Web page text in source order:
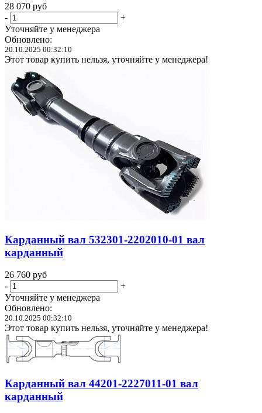
28 070 руб
-
+
Уточняйте у менеджера
Обновлено:
20.10.2025 00:32:10
Этот товар купить нельзя, уточняйте у менеджера!
Карданный вал 532301-2202010-01 вал
карданный
26 760 руб
-
+
Уточняйте у менеджера
Обновлено:
20.10.2025 00:32:10
Этот товар купить нельзя, уточняйте у менеджера!
Карданный вал 44201-2227011-01 вал
карданный